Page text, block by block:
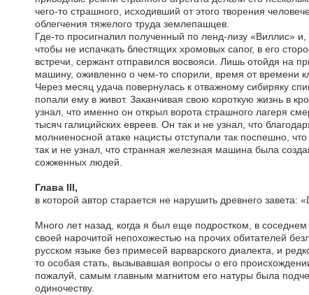
чего-то страшного, исходивший от этого творения
облегчения тяжелого труда землепашцев.
Где-то просигналил полученный по ленд-лизу «Виллис»
чтобы не испачкать блестящих хромовых сапог, в его
встречи, сержант отправился восвояси. Лишь отойдя на
машину, оживленно о чем-то спорили, время от времени
Через месяц удача повернулась к отважному сибиряку
попали ему в живот. Заканчивая свою короткую жизнь в
узнал, что именно он открыл ворота страшного лагеря
тысяч галицийских евреев. Он так и не узнал, что
молниеносной атаке нацисты отступали так поспешно,
так и не узнал, что странная железная машина была
сожженных людей.
Глава III,
в которой автор старается не нарушить древнего завета:
Много лет назад, когда я был еще подростком, в
своей нарочитой непохожестью на прочих обитателей
русском языке без примесей варварского диалекта, и
то особая стать, вызывавшая вопросы о его
пожалуй, самым главным магнитом его натуры была
одиночеству.